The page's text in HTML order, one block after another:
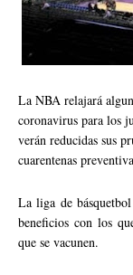
La NBA relajará
coronavirus para los
verán reducidas sus
cuarentenas
La liga de
beneficios con los
que se vacunen.